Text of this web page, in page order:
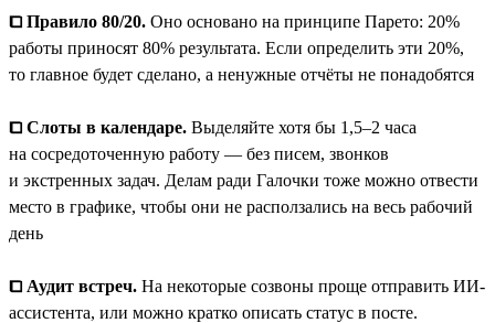
⧠ Правило 80/20. Оно основано на принципе Парето: 20%
работы приносят 80% результата. Если определить эти 20%,
то главное будет сделано, а ненужные отчёты не понадобятся
⧠ Слоты в календаре. Выделяйте хотя бы 1,5–2 часа
на сосредоточенную работу — без писем, звонков
и экстренных задач. Делам ради Галочки тоже можно отвести
место в графике, чтобы они не расползались на весь рабочий
день
⧠ Аудит встреч. На некоторые созвоны проще отправить ИИ-
ассистента, или можно кратко описать статус в посте.